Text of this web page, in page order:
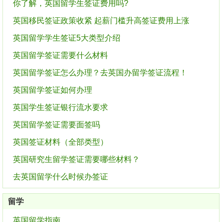
你了解，英国留学生签证费用吗?
英国移民签证政策收紧 起薪门槛升高签证费用上涨
英国留学学生签证5大类型介绍
英国留学签证需要什么材料
英国留学签证怎么办理？去英国办留学签证流程！
英国留学签证如何办理
英国学生签证银行流水要求
英国留学签证需要面签吗
英国签证材料（全部类型）
英国研究生留学签证需要哪些材料？
去英国留学什么时候办签证
留学